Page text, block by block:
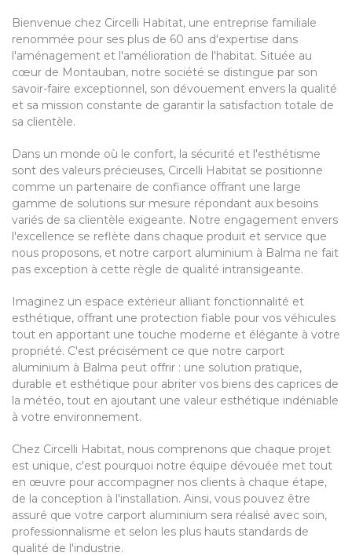
Bienvenue chez Circelli Habitat, une entreprise familiale
renommée pour ses plus de 60 ans d'expertise dans
l'aménagement et l'amélioration de l'habitat. Située au
cœur de Montauban, notre société se distingue par son
savoir-faire exceptionnel, son dévouement envers la qualité
et sa mission constante de garantir la satisfaction totale de
sa clientèle.
Dans un monde où le confort, la sécurité et l'esthétisme
sont des valeurs précieuses, Circelli Habitat se positionne
comme un partenaire de confiance offrant une large
gamme de solutions sur mesure répondant aux besoins
variés de sa clientèle exigeante. Notre engagement envers
l'excellence se reflète dans chaque produit et service que
nous proposons, et notre carport aluminium à Balma ne fait
pas exception à cette règle de qualité intransigeante.
Imaginez un espace extérieur alliant fonctionnalité et
esthétique, offrant une protection fiable pour vos véhicules
tout en apportant une touche moderne et élégante à votre
propriété. C'est précisément ce que notre carport
aluminium à Balma peut offrir : une solution pratique,
durable et esthétique pour abriter vos biens des caprices de
la météo, tout en ajoutant une valeur esthétique indéniable
à votre environnement.
Chez Circelli Habitat, nous comprenons que chaque projet
est unique, c'est pourquoi notre équipe dévouée met tout
en œuvre pour accompagner nos clients à chaque étape,
de la conception à l'installation. Ainsi, vous pouvez être
assuré que votre carport aluminium sera réalisé avec soin,
professionnalisme et selon les plus hauts standards de
qualité de l'industrie.